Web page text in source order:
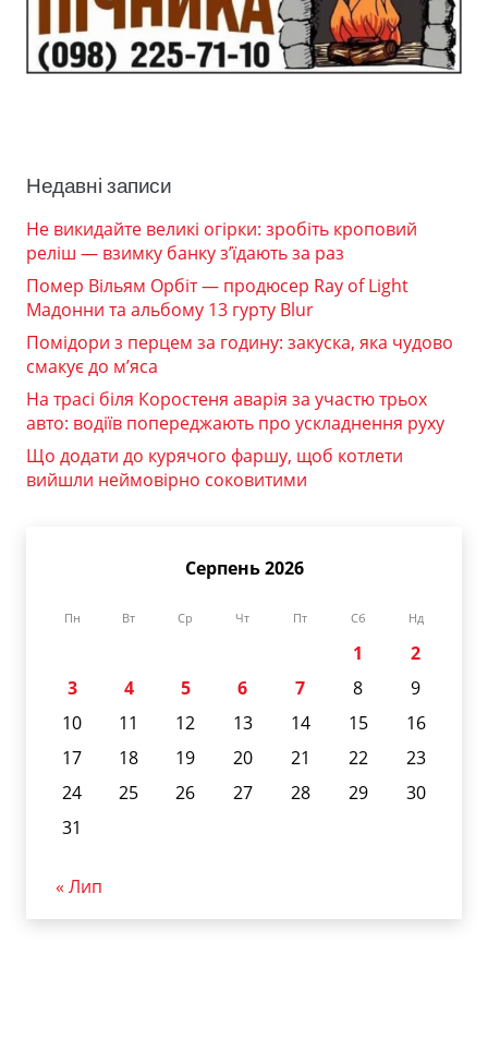
Недавні записи
Не викидайте великі огірки: зробіть кроповий
реліш — взимку банку з’їдають за раз
Помер Вільям Орбіт — продюсер Ray of Light
Мадонни та альбому 13 гурту Blur
Помідори з перцем за годину: закуска, яка чудово
смакує до м’яса
На трасі біля Коростеня аварія за участю трьох
авто: водіїв попереджають про ускладнення руху
Що додати до курячого фаршу, щоб котлети
вийшли неймовірно соковитими
Серпень 2026
Пн Вт Ср Чт Пт Сб Нд
1
2
3
4 5 6 7 8
9
10
11 12 13 14 15
16
17
18 19 20 21 22
23
24
25 26 27 28 29
30
31
« Лип